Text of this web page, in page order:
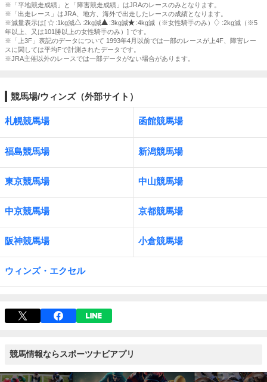
※「平地競走成績」と「障害競走成績」はJRAのレースのみとなります。
※「出走レース」はJRA、地方、海外で出走したレースの成績となります。
※減量表示は[
:1kg減 :2kg減 :3kg減 :4kg減（※女性騎手のみ）
:2kg減（※5
年以上、又は101勝以上の女性騎手のみ）] です。
※「上3F」表記のデータについて 1993年4月以前では一部のレースが上4F、障害レー
スに関しては平均Fで計測されたデータです。
※JRA主催以外のレースでは一部データがない場合があります。
競馬場/ウィンズ（外部サイト）
札幌競馬場 函館競馬場
福島競馬場 新潟競馬場
東京競馬場 中山競馬場
中京競馬場 京都競馬場
阪神競馬場 小倉競馬場
ウィンズ・エクセル
競馬情報ならスポーツナビアプリ